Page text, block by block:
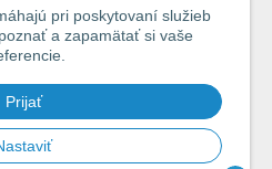
pri poskytovaní služieb
a zapamätať si vaše
Prijať
schránke : 1x Rybársky Poradca a 1x
nových článkov z nášho blogu.
je pre nás na 1. mieste.Zoznámte sa s
údajov